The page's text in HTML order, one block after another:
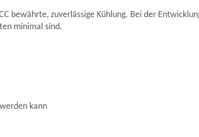
bewährte, zuverlässige Kühlung. Bei der
minimal sind.
kann